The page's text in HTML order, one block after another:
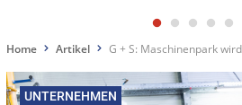
Home Artikel G + S: Maschinenpark
UNTERNEHMEN